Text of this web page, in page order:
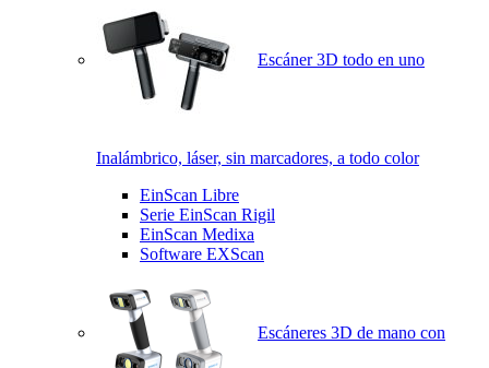
Escáner 3D todo en uno
Inalámbrico, láser, sin marcadores, a todo color
EinScan Libre
Serie EinScan Rigil
EinScan Medixa
Software EXScan
Escáneres 3D de mano con